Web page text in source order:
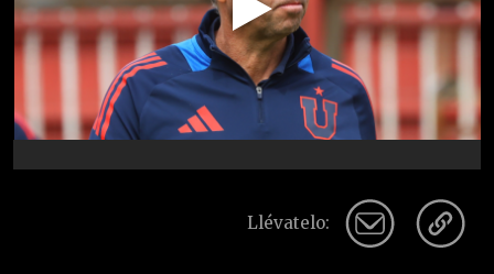
Play
Video
Llévatelo: